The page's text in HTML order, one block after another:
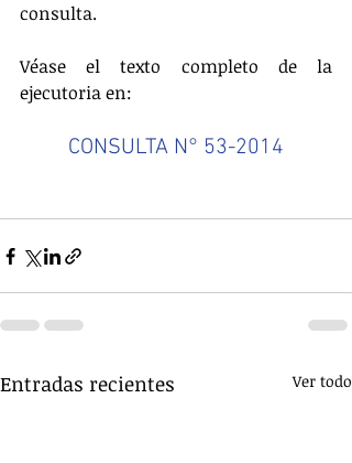
consulta.
Véase el texto completo de la
ejecutoria en:
CONSULTA N° 53-2014
Entradas recientes Ver todo